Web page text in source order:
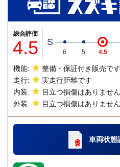
総合評価
4.5 S
6 5 4.5
機能:
整備・保証付き販売です
走行:
実走行距離です
内装:
目立つ損傷はありません
外装:
目立つ損傷はありません
車両状態